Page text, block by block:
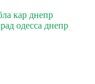
кар днепр
одесса днепр